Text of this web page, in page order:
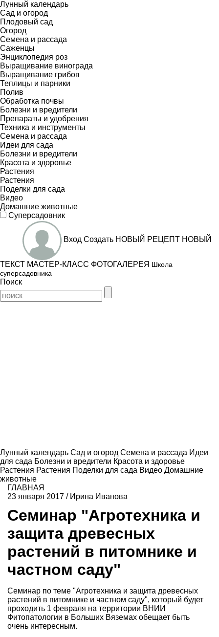
Лунный календарь
Сад и огород
Плодовый сад
Огород
Семена и рассада
Саженцы
Энциклопедия роз
Выращивание винограда
Выращивание грибов
Теплицы и парники
Полив
Обработка почвы
Болезни и вредители
Препараты и удобрения
Техника и инструменты
Семена и рассада
Идеи для сада
Болезни и вредители
Красота и здоровье
Растения
Растения
Поделки для сада
Видео
Домашние животные
Суперсадовник
Вход Создать НОВЫЙ РЕЦЕПТ НОВЫЙ
ТЕКСТ МАСТЕР-КЛАСС ФОТОГАЛЕРЕЯ Школа
суперсадовника
Поиск
Лунный календарь Сад и огород Семена и рассада Идеи
для сада Болезни и вредители Красота и здоровье
Растения Растения Поделки для сада Видео Домашние
животные
ГЛАВНАЯ
23 января 2017 / Ирина Иванова
Семинар "Агротехника и
защита древесных
растений в питомнике и
частном саду"
Семинар по теме "Агротехника и защита древесных
растений в питомнике и частном саду", который будет
проходить 1 февраля на территории ВНИИ
Фитопатологии в Больших Вяземах обещает быть
очень интересным.